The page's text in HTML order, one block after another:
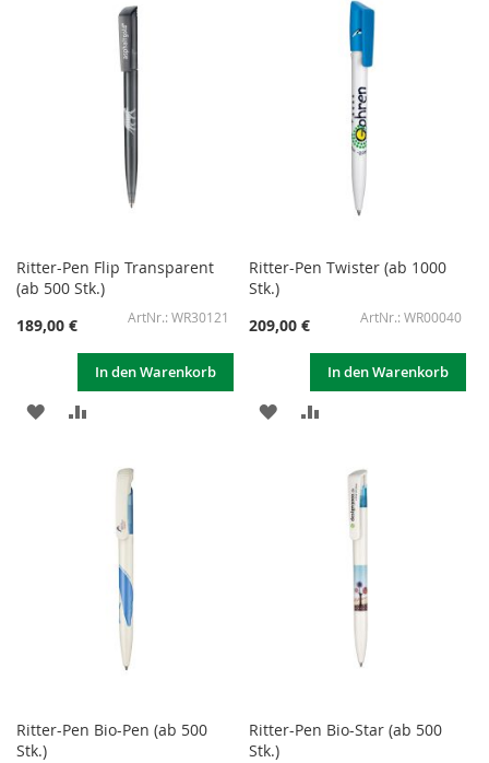
HINZUFÜGENHINZUFÜGEN
HINZUFÜGENHINZUFÜGEN
Ritter-Pen Flip Transparent
(ab 500 Stk.)
189,00 €
WR30121
In den Warenkorb
ZUR
HINZUFÜGENHINZUFÜGEN
Ritter-Pen Twister (ab 1000
Stk.)
209,00 €
WR00040
In den Warenkorb
ZUR
HINZUFÜGENHINZUFÜGEN
Ritter-Pen Bio-Pen (ab 500
Stk.)
Ritter-Pen Bio-Star (ab 500
Stk.)